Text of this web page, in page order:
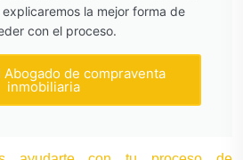
la mejor forma de
con el proceso.
de compraventa
inmobiliaria